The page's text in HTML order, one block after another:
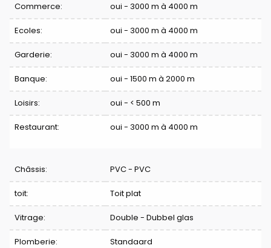
Commerce: oui - 3000 m à 4000 m
Ecoles: oui - 3000 m à 4000 m
Garderie: oui - 3000 m à 4000 m
Banque: oui - 1500 m à 2000 m
Loisirs: oui - < 500 m
Restaurant: oui - 3000 m à 4000 m
Châssis: PVC - PVC
toit: Toit plat
Vitrage: Double - Dubbel glas
Plomberie: Standaard